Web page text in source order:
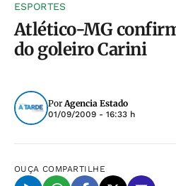
ESPORTES
Atlético-MG
do goleiro Carini
PorAgencia Estado
01/09/2009 - 16:33 h
OUÇA COMPARTILHE